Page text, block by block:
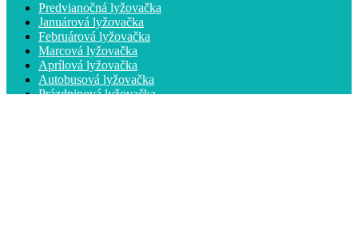
Predvianočná lyžovačka
Januárová lyžovačka
Februárová lyžovačka
Marcová lyžovačka
Aprílová lyžovačka
Autobusová lyžovačka
Prázdninová lyžovačka